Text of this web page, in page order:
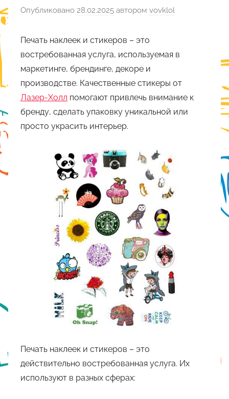
Опубликовано 28.02.2025 автором vovklol
Печать наклеек и стикеров – это
востребованная услуга, используемая в
маркетинге, брендинге, декоре и
производстве. Качественные стикеры от
Лазер-Холл помогают привлечь внимание к
бренду, сделать упаковку уникальной или
просто украсить интерьер.
Печать наклеек и стикеров – это
действительно востребованная услуга. Их
используют в разных сферах: